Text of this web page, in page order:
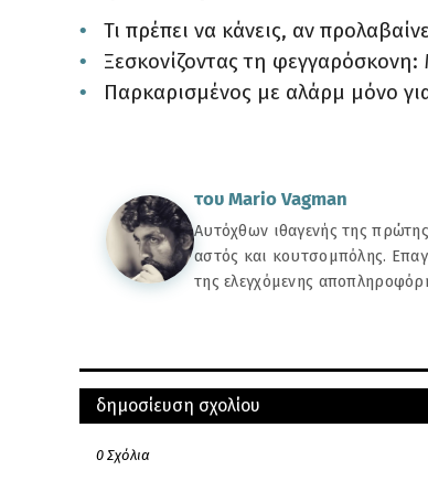
Τι πρέπει να κάνεις, αν
Ξεσκονίζοντας τη
Παρκαρισμένος με αλάρμ μόνο
του Mario Vagman
Αυτόχθων ιθαγενής της
αστός και κουτσομπόλης.
της ελεγχόμενης
Το
ΠΑΛΑΙΌΤΕΡΗ
του Mario Vagman
μπορεί να σας αρέσουν αυτές οι
δημοσίευση σχολίου
0 Σχόλια